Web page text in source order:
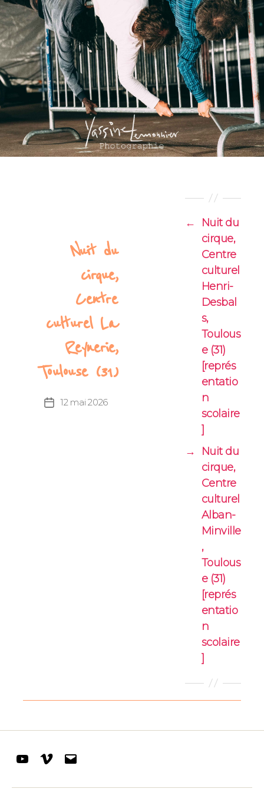
Nuit du
cirque,
Centre
culturel La
Reynerie,
Toulouse (31)
Date12 mai 2026
←
Nuit du
cirque,
Centre
culturel
Henri-
Desbal
s,
Toulous
e (31)
[représ
entatio
n
scolaire
]
→
Nuit du
cirque,
Centre
culturel
Alban-
Minville
,
Toulous
e (31)
[représ
entatio
n
scolaire
]
YoutubeVimeo
E-